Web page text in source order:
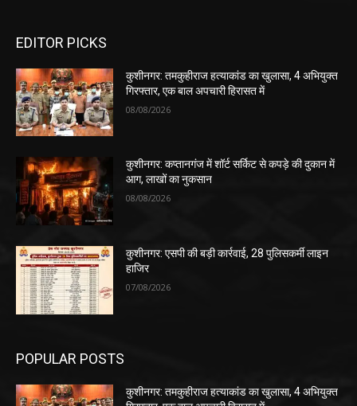
EDITOR PICKS
कुशीनगर: तमकुहीराज हत्याकांड का खुलासा, 4 अभियुक्त
गिरफ्तार, एक बाल अपचारी हिरासत में
08/08/2026
कुशीनगर: कप्तानगंज में शॉर्ट सर्किट से कपड़े की दुकान में
आग, लाखों का नुकसान
08/08/2026
कुशीनगर: एसपी की बड़ी कार्रवाई, 28 पुलिसकर्मी लाइन
हाजिर
07/08/2026
POPULAR POSTS
कुशीनगर: तमकुहीराज हत्याकांड का खुलासा, 4 अभियुक्त